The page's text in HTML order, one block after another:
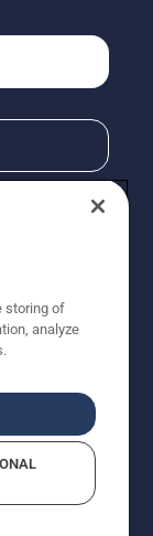
Priserna
Alla angivna
(inkl.
direkt köp.
storing of
analyze